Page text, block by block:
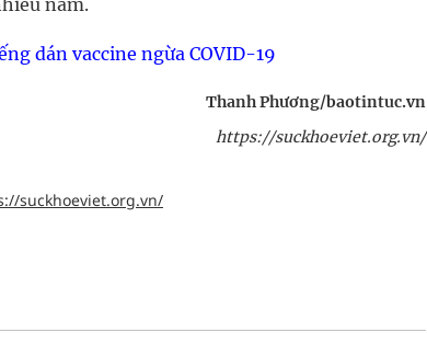
năm.
dán vaccine ngừa COVID-19
Thanh Phương/baotintuc.vn
https://suckhoeviet.org.vn/
suckhoeviet.org.vn/